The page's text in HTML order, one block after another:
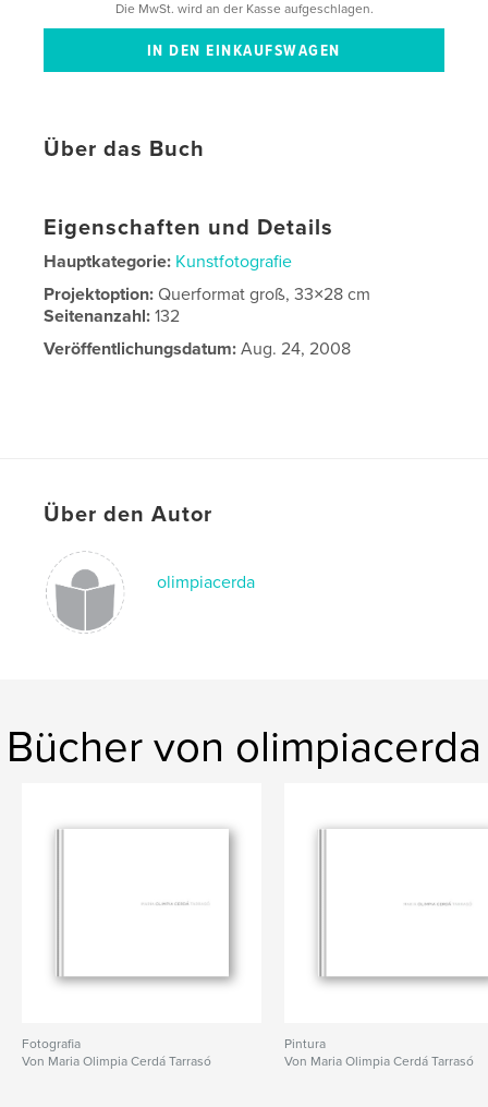
Die MwSt. wird an der Kasse aufgeschlagen.
Über das Buch
Eigenschaften und Details
Hauptkategorie: Kunstfotografie
Projektoption:Querformat groß, 33×28 cm
Seitenanzahl:132
Veröffentlichungsdatum: Aug. 24, 2008
Über den Autor
olimpiacerda
Bücher von olimpiacerda
Fotografia
Von Maria Olimpia Cerdá Tarrasó
Pintura
Von Maria Olimpia Cerdá Tarrasó